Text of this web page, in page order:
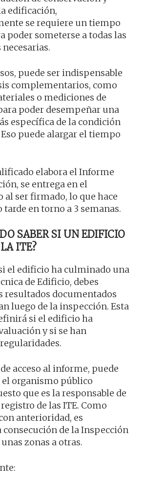
edificación,
se requiere un tiempo
poder someterse a todas las
puede ser indispensable
complementarios, como
o mediciones de
poder desempeñar una
específica de la condición
puede alargar el tiempo
elabora el Informe
se entrega en el
ser firmado, lo que hace
tarde en torno a 3 semanas.
SABER SI UN EDIFICIO
ITE?
el edificio ha culminado una
de Edificio, debes
resultados documentados
luego de la inspección. Esta
si el edificio ha
y si se han
acceso al informe, puede
organismo público
que es la responsable de
de las ITE. Como
anterioridad, es
de la Inspección
zonas a otras.